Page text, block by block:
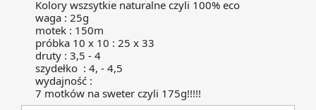
Kolory wszsytkie naturalne czyli 100% eco
waga : 25g
motek : 150m
próbka 10 x 10 : 25 x 33
druty : 3,5 - 4
szydełko : 4, - 4,5
wydajność :
7 motków na sweter czyli 175g!!!!!